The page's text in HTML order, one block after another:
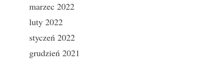
marzec 2022
luty 2022
styczeń 2022
grudzień 2021